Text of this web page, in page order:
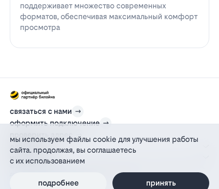
поддерживает множество современных
форматов, обеспечивая максимальный комфорт
просмотра
связаться с нами
оформить подключение
проверить адрес
для дома
информация
действующий на основании агентского договора
политика персональных данных
мы используем файлы cookie для улучшения работы
сайта. продолжая, вы соглашаетесь
с их использованием
подробнее принять